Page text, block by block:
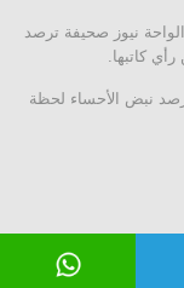
نيوز صحيفة ترصد
كاتبها.
نبض الأحساء لحظة